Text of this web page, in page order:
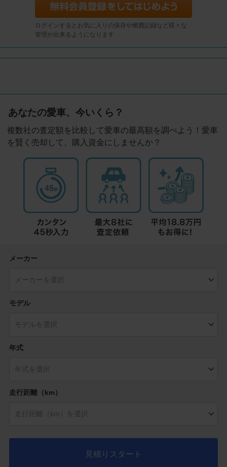
ログインするとお気に入りの保存や燃費記録など様々な
管理が出来るようになります
あなたの愛車、今いくら？
複数社の査定額を比較して愛車の最高額を調べよう！愛車
を賢く売却して、購入資金にしませんか？
メーカー
モデル
年式
走行距離（km）
見積りスタート